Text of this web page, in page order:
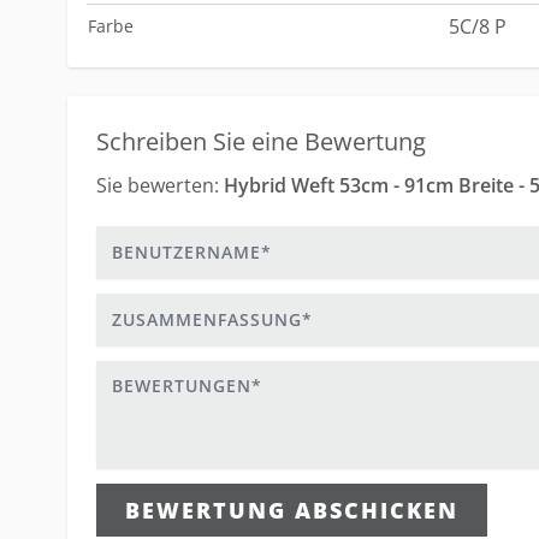
Farbe 5C/8 P
Schreiben Sie eine Bewertung
Sie bewerten: Hybrid Weft 53cm - 91cm Breite -
BEWERTUNG ABSCHICKEN